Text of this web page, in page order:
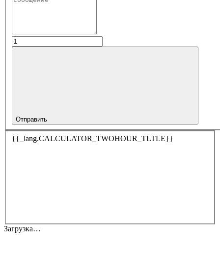
Отправить
{{_lang.CALCULATOR_TWOHOUR_TLTLE}}
Загрузка…